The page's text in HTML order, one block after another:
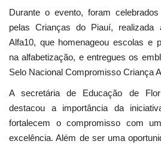
Durante o evento, foram
pelas Crianças do Piauí,
Alfa10, que homenageou escolas e
na alfabetização, e entregues os
Selo Nacional Compromisso Criança
A secretária de Educação de
destacou a importância da
fortalecem o compromisso com
excelência. Além de ser uma